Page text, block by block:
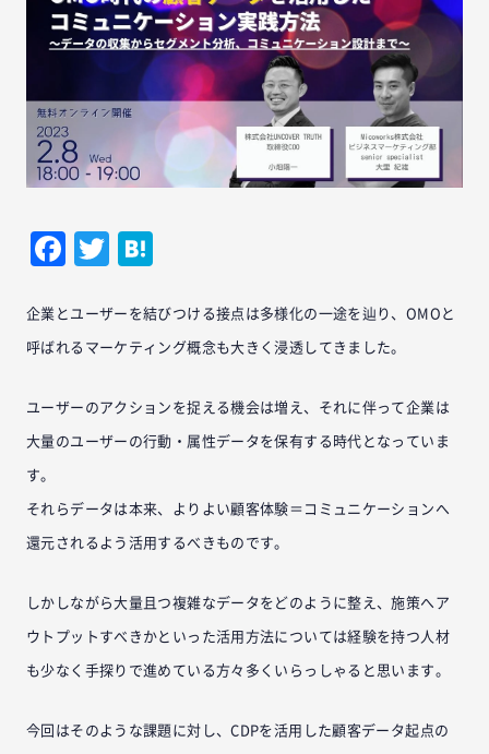
Facebook
Twitter
企業とユーザーを結びつける接点は多様化の一途を辿り、OMOと
呼ばれるマーケティング概念も大きく浸透してきました。
ユーザーのアクションを捉える機会は増え、それに伴って企業は
大量のユーザーの行動・属性データを保有する時代となっていま
す。
それらデータは本来、よりよい顧客体験＝コミュニケーションへ
還元されるよう活用するべきものです。
しかしながら大量且つ複雑なデータをどのように整え、施策へア
ウトプットすべきかといった活用方法については経験を持つ人材
も少なく手探りで進めている方々多くいらっしゃると思います。
今回はそのような課題に対し、CDPを活用した顧客データ起点の